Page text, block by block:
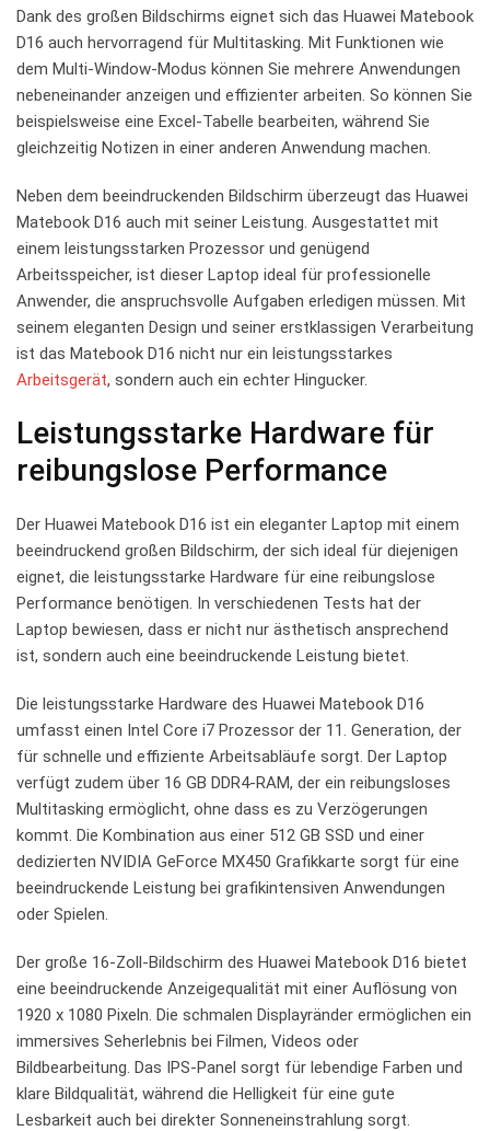
Dank des großen Bildschirms eignet sich ⁣das Huawei Matebook
D16 auch hervorragend für Multitasking. Mit ⁤Funktionen wie
dem ⁣Multi-Window-Modus können Sie⁣ mehrere Anwendungen
nebeneinander anzeigen und effizienter ⁤arbeiten. So können Sie
beispielsweise eine Excel-Tabelle bearbeiten, während Sie
gleichzeitig Notizen in einer ⁢anderen ‌Anwendung machen.
Neben ​dem beeindruckenden Bildschirm überzeugt das Huawei
Matebook ‌D16 auch mit⁤ seiner ⁢Leistung. Ausgestattet‌ mit‍
einem leistungsstarken Prozessor und genügend
Arbeitsspeicher, ⁢ist dieser Laptop ideal für professionelle
Anwender, die anspruchsvolle Aufgaben erledigen müssen. Mit
seinem eleganten Design und ‍seiner ⁢erstklassigen Verarbeitung
ist‍ das Matebook D16 ⁢nicht⁤ nur ein leistungsstarkes
Arbeitsgerät, sondern auch ein echter Hingucker.
Leistungsstarke‌ Hardware für
reibungslose ‌Performance
Der ​Huawei​ Matebook D16 ist ein eleganter Laptop mit einem
beeindruckend großen Bildschirm, ⁤der sich ⁤ideal für diejenigen
eignet, die ⁢leistungsstarke Hardware​ für eine ​reibungslose⁤
Performance benötigen. In verschiedenen Tests⁢ hat der​
Laptop bewiesen, ⁤dass er nicht ‌nur ästhetisch ansprechend
ist, ⁤sondern auch eine beeindruckende Leistung ‌bietet.
Die leistungsstarke Hardware des Huawei Matebook D16
umfasst ⁢einen Intel Core i7 Prozessor​ der 11. Generation, der
für schnelle und effiziente Arbeitsabläufe sorgt. Der Laptop
verfügt zudem über 16 GB DDR4-RAM, der ein ⁣reibungsloses
Multitasking ermöglicht,⁣ ohne dass​ es zu⁤ Verzögerungen
⁤kommt. Die Kombination aus einer ​512 GB⁤ SSD und einer⁤
dedizierten‍ NVIDIA GeForce MX450 ‌Grafikkarte ⁤sorgt für eine
beeindruckende Leistung bei grafikintensiven Anwendungen
oder Spielen.
Der große 16-Zoll-Bildschirm des Huawei Matebook D16 bietet
eine beeindruckende ‌Anzeigequalität mit einer ‌Auflösung von
1920 x 1080 Pixeln. Die schmalen Displayränder⁣ ermöglichen ein
immersives Seherlebnis bei Filmen, Videos oder​
Bildbearbeitung. Das IPS-Panel sorgt für lebendige Farben und
klare ‌Bildqualität, während die ⁢Helligkeit für eine gute
Lesbarkeit auch bei direkter Sonneneinstrahlung sorgt.